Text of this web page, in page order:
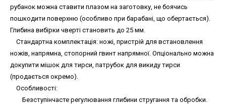
рубанок можна ставити плазом на заготовку, не боячись
пошкодити поверхню (особливо при барабані, що обертається).
Глибина вибірки чверті становить до 25 мм.
Стандартна комплектація: ножі, пристрій для встановлення
ножів, напрямна, стопорний гвинт напрямної. Опціонально можна
докупити мішок для тирси, патрубок для викиду тирси
(продається окремо).
Особливості:
Безступінчасте регулювання глибини стругання та обробки.